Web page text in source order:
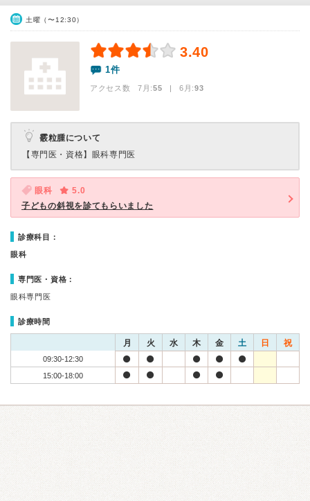
土曜（〜12:30）
3.40
1件
アクセス数 7月:55 | 6月:93
霰粒腫について
【専門医・資格】 眼科専門医
眼科
5.0
子どもの斜視を診てもらいました
診療科目：
眼科
専門医・資格：
眼科専門医
診療時間
月 火 水 木 金 土 日 祝
09:30-12:30
15:00-18:00